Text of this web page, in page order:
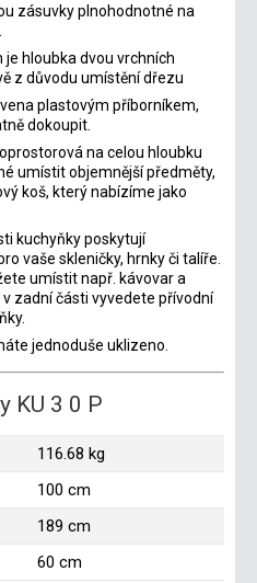
zásuvky plnohodnotné na
hloubka dvou vrchních
z důvodu umístění dřezu
plastovým příborníkem,
dokoupit.
na celou hloubku
umístit objemnější předměty,
koš, který nabízíme jako
kuchyňky poskytují
vaše skleničky, hrnky či talíře.
umístit např. kávovar a
zadní části vyvedete přívodní
jednoduše uklizeno.
KU 3 0 P
116.68 kg
100 cm
189 cm
60 cm